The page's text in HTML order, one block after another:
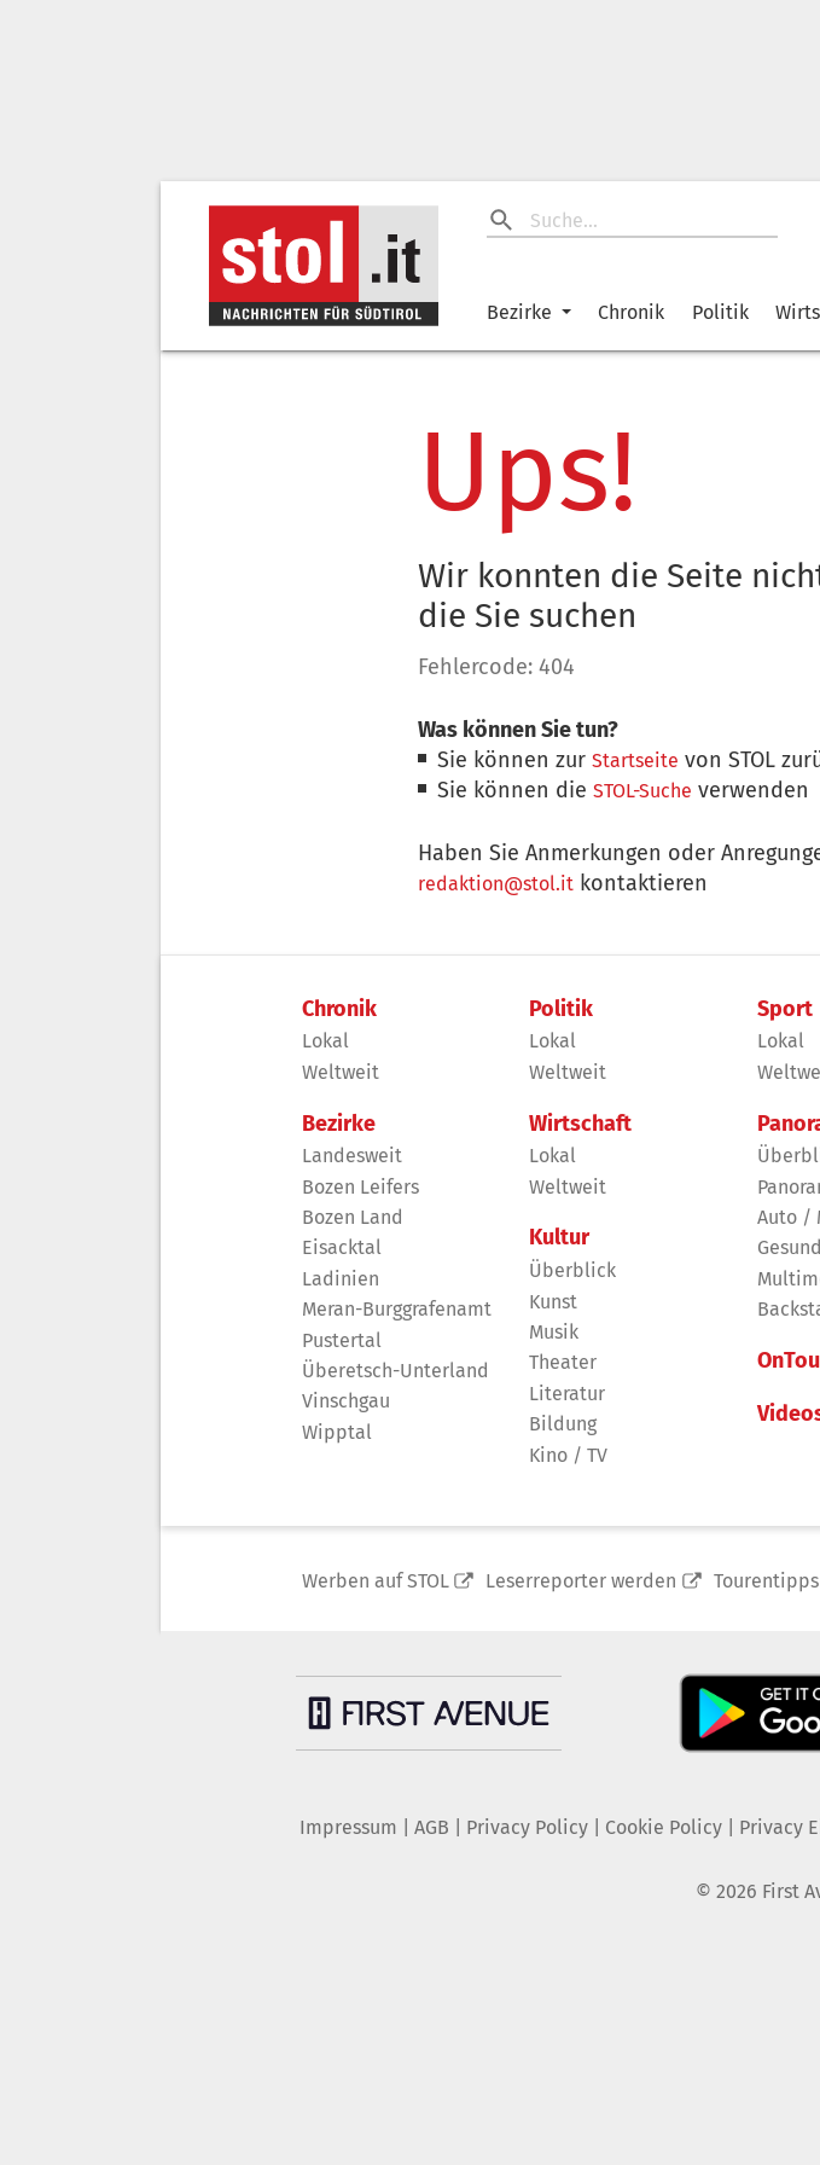
Bezirke Chronik Politik
Ups!
Wir konnten die Seite
die Sie suchen
Fehlercode: 404
Was können Sie tun?
Sie können zurStartseite von STOL
Sie können dieSTOL-Suche verwenden
Haben Sie Anmerkungen oder
redaktion@stol.it kontaktieren
Chronik
Lokal
Weltweit
Bezirke
Landesweit
Bozen Leifers
Bozen Land
Eisacktal
Ladinien
Meran-Burggrafenamt
Pustertal
Überetsch-Unterland
Vinschgau
Wipptal
Politik
Lokal
Weltweit
Wirtschaft
Lokal
Weltweit
Kultur
Überblick
Kunst
Musik
Theater
Literatur
Bildung
Kino / TV
Sport
Lokal
Auto /
Werben auf STOL Leserreporter werden Tourentipps
Impressum AGB Privacy Policy| Cookie Policy| Privacy
© 2026 First